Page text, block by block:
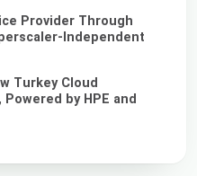
Provider Through
Independent
Turkey Cloud
by HPE and